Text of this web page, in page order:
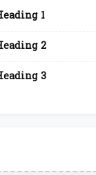
1
2
3